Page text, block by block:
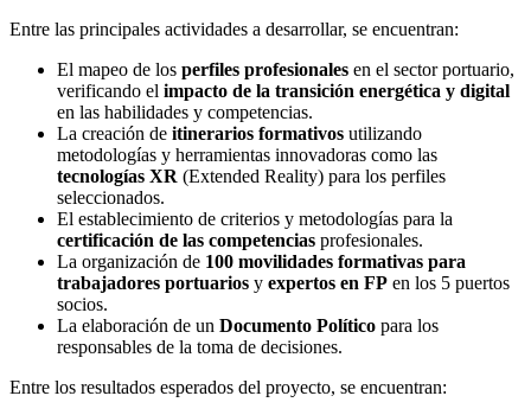
Entre las principales actividades a desarrollar, se encuentran:
El mapeo de los perfiles profesionales en el sector portuario,
verificando el impacto de la transición energética y digital
en las habilidades y competencias.
La creación de itinerarios formativos utilizando
metodologías y herramientas innovadoras como las
tecnologías XR (Extended Reality) para los perfiles
seleccionados.
El establecimiento de criterios y metodologías para la
certificación de las competencias profesionales.
La organización de 100 movilidades formativas para
trabajadores portuarios y expertos en FP en los 5 puertos
socios.
La elaboración de un Documento Político para los
responsables de la toma de decisiones.
Entre los resultados esperados del proyecto, se encuentran: